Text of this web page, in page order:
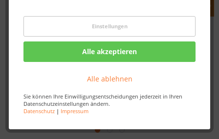
Einstellungen
Alle akzeptieren
Alle ablehnen
Sie können Ihre Einwilligungsentscheidungen jederzeit in Ihren
Datenschutzeinstellungen ändern.
Datenschutz| Impressum